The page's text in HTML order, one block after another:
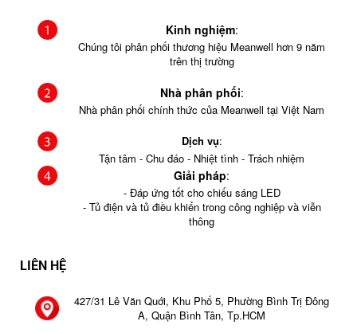
Kinh nghiệm:
Chúng tôi phân phối thương hiệu Meanwell hơn 9 năm
trên thị trường
Nhà phân phối:
Nhà phân phối chính thức của Meanwell tại Việt Nam
Dịch vụ:
Tận tâm - Chu đáo - Nhiệt tình - Trách nhiệm
Giải pháp:
- Đáp ứng tốt cho chiếu sáng LED
- Tủ điện và tủ điều khiển trong công nghiệp và viễn
thông
LIÊN HỆ
427/31 Lê Văn Quới, Khu Phố 5, Phường Bình Trị Đông
A, Quận Bình Tân, Tp.HCM